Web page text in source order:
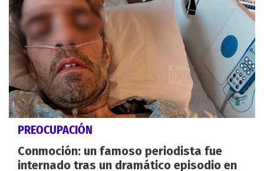
PREOCUPACIÓN
Conmoción: un famoso periodista fue
internado tras un dramático episodio en